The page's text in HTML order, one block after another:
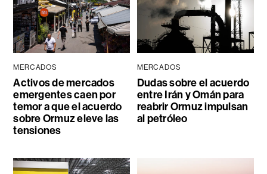
MERCADOS
Activos de mercados
emergentes caen por
temor a que el acuerdo
sobre Ormuz eleve las
tensiones
MERCADOS
Dudas sobre el acuerdo
entre Irán y Omán para
reabrir Ormuz impulsan
al petróleo